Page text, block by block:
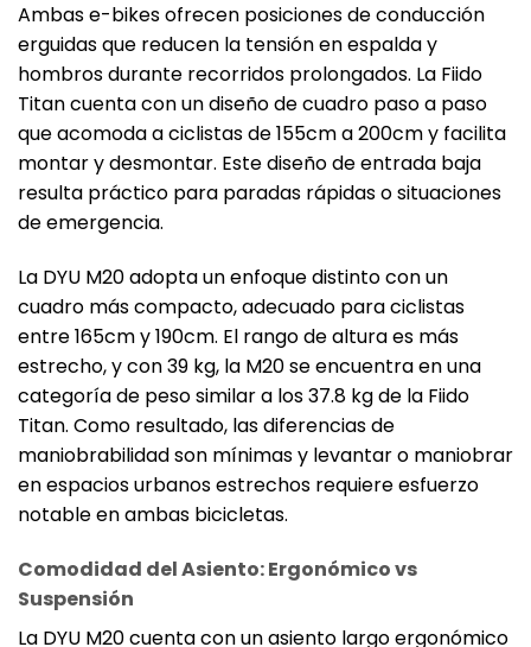
Ambas e-bikes ofrecen posiciones de conducción
erguidas que reducen la tensión en espalda y
hombros durante recorridos prolongados. La Fiido
Titan cuenta con un diseño de cuadro paso a paso
que acomoda a ciclistas de 155cm a 200cm y facilita
montar y desmontar. Este diseño de entrada baja
resulta práctico para paradas rápidas o situaciones
de emergencia.
La DYU M20 adopta un enfoque distinto con un
cuadro más compacto, adecuado para ciclistas
entre 165cm y 190cm. El rango de altura es más
estrecho, y con 39 kg, la M20 se encuentra en una
categoría de peso similar a los 37.8 kg de la Fiido
Titan. Como resultado, las diferencias de
maniobrabilidad son mínimas y levantar o maniobrar
en espacios urbanos estrechos requiere esfuerzo
notable en ambas bicicletas.
Comodidad del Asiento: Ergonómico vs
Suspensión
La DYU M20 cuenta con un asiento largo ergonómico